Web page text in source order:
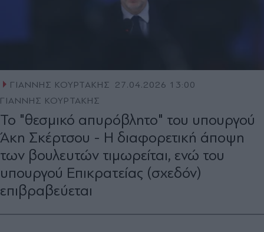
ΓΙΑΝΝΗΣ ΚΟΥΡΤΑΚΗΣ
27.04.2026 13:00
ΓΙΑΝΝΗΣ ΚΟΥΡΤΑΚΗΣ
Το "θεσµικό απυρόβλητο" του υπουργού
Άκη Σκέρτσου - Η διαφορετική άποψη
των βουλευτών τιμωρείται, ενώ του
υπουργού Επικρατείας (σχεδόν)
επιβραβεύεται